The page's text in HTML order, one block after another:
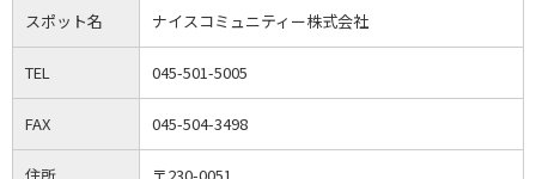
スポット名 ナイスコミュニティー株式会社
TEL 045-501-5005
FAX 045-504-3498